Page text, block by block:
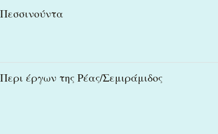
Πεσσινούντα
Περι έργων της Ρέας/Σεμιράμιδος
Περι